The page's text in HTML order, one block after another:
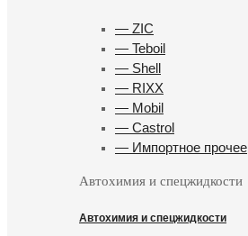
— ZIC
— Teboil
— Shell
— RIXX
— Mobil
— Castrol
— Импортное прочее
Автохимия и спецжидкости
Автохимия и спецжидкости